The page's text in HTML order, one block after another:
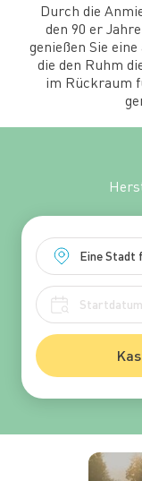
Durch die
den 90 er
genießen Sie
die den Ruhm
im Rückraum